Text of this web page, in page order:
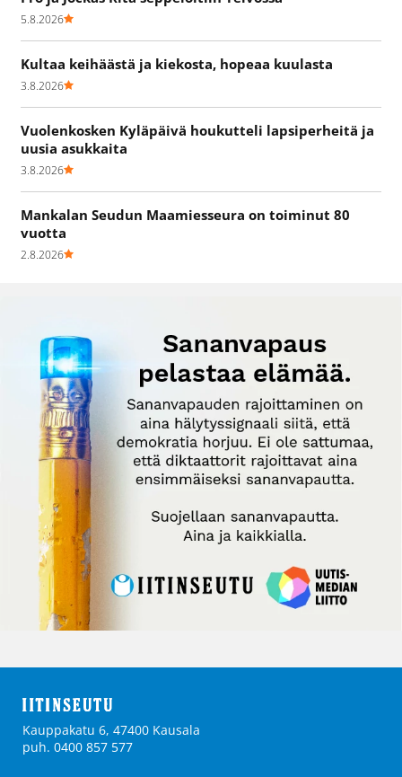
5.8.2026
Kultaa keihäästä ja kiekosta, hopeaa kuulasta
3.8.2026
Vuolenkosken Kyläpäivä houkutteli lapsiperheitä ja
uusia asukkaita
3.8.2026
Mankalan Seudun Maamiesseura on toiminut 80
vuotta
2.8.2026
Kauppakatu 6, 47400 Kausala
puh. 0400 857 577